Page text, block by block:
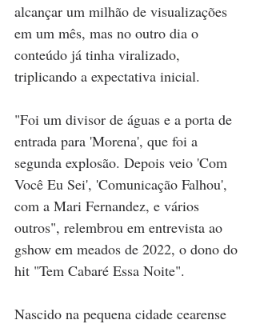
alcançar um milhão de visualizações
em um mês, mas no outro dia o
conteúdo já tinha viralizado,
triplicando a expectativa inicial.
"Foi um divisor de águas e a porta de
entrada para 'Morena', que foi a
segunda explosão. Depois veio 'Com
Você Eu Sei', 'Comunicação Falhou',
com a Mari Fernandez, e vários
outros", relembrou em entrevista ao
gshow em meados de 2022, o dono do
hit "Tem Cabaré Essa Noite".
Nascido na pequena cidade cearense